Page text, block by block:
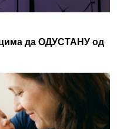
да ОДУСТАНУ од